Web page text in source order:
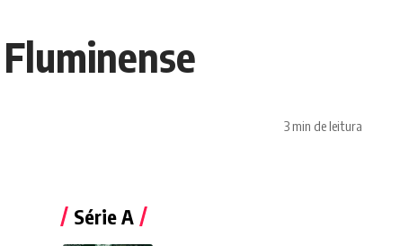
3 min de leitura
Série A